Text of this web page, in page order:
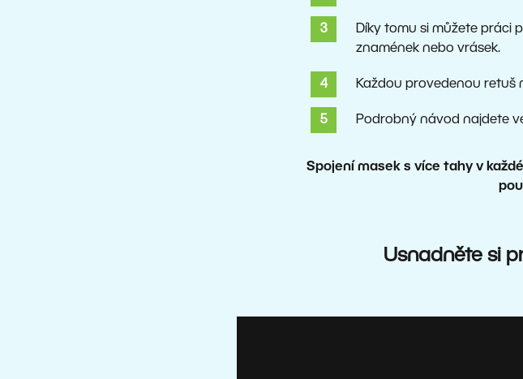
Díky tomu si můžete práci
znamének nebo vrásek.
Každou provedenou retuš
Podrobný návod najdete
Spojení masek s více tahy v
Usnadněte si